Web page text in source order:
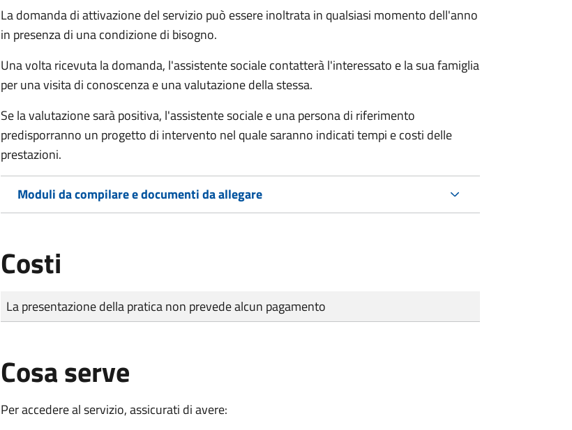
La domanda di attivazione del servizio può essere inoltrata in qualsiasi momento dell'anno
in presenza di una condizione di bisogno.
Una volta ricevuta la domanda, l'assistente sociale contatterà l'interessato e la sua famiglia
per una visita di conoscenza e una valutazione della stessa.
Se la valutazione sarà positiva, l'assistente sociale e una persona di riferimento
predisporranno un progetto di intervento nel quale saranno indicati tempi e costi delle
prestazioni.
Moduli da compilare e documenti da allegare
Costi
Tipo di pagamento
Importo
La presentazione della pratica non prevede alcun pagamento
Cosa serve
Per accedere al servizio, assicurati di avere: